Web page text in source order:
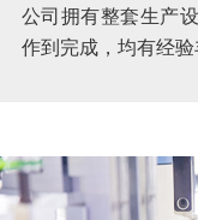
公司拥有整套生产
作到完成，均有经验